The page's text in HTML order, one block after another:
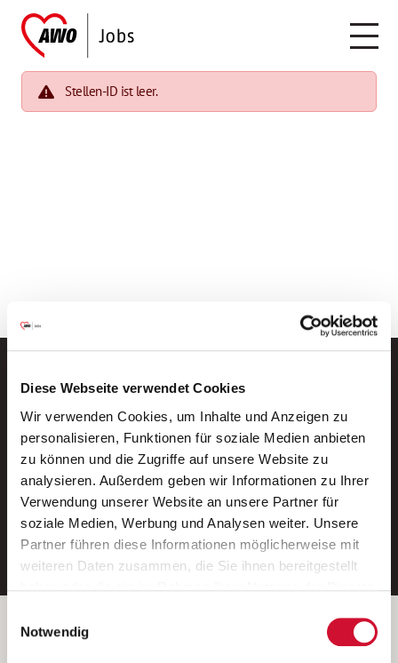
Diese Webseite verwendet Cookies
Wir verwenden Cookies, um Inhalte und Anzeigen zu
personalisieren, Funktionen für soziale Medien anbieten
zu können und die Zugriffe auf unsere Website zu
analysieren. Außerdem geben wir Informationen zu Ihrer
Verwendung unserer Website an unsere Partner für
soziale Medien, Werbung und Analysen weiter. Unsere
Partner führen diese Informationen möglicherweise mit
weiteren Daten zusammen, die Sie ihnen bereitgestellt
Wenn Sie auf „Cookies zulassen“ klicken, so stimmen
Sie der Speicherung sämtlicher Cookies zu. Sie können
Notwendig
Stellen-ID ist leer.
Neue Stellen per E-Mail.
Ein kostenloser Service von AWO
Jobs.
E-Mail-Adresse eintragen
Betreiber der Webseite